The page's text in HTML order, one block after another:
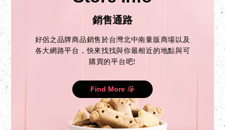
銷售通路
好侶之品牌商品銷售於台灣北中南量販商場以及
各大網路平台，快來找找與你最相近的地點與可
購買的平台吧!
Find More